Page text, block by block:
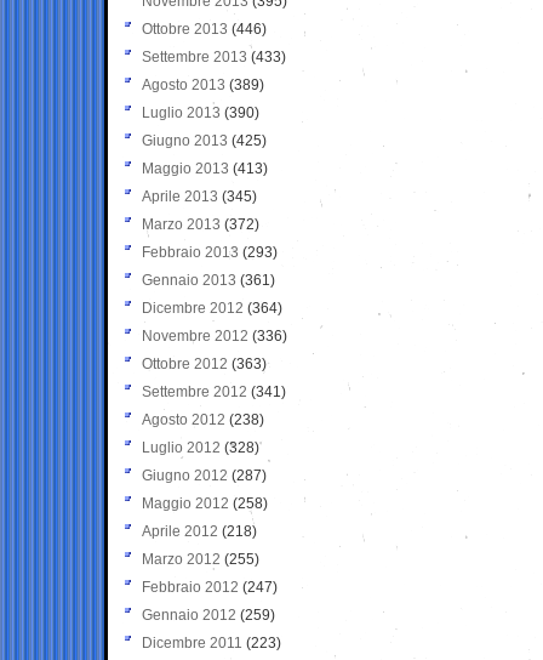
Ottobre 2013 (446)
Settembre 2013 (433)
Agosto 2013 (389)
Luglio 2013 (390)
Giugno 2013 (425)
Maggio 2013 (413)
Aprile 2013 (345)
Marzo 2013 (372)
Febbraio 2013 (293)
Gennaio 2013 (361)
Dicembre 2012 (364)
Novembre 2012 (336)
Ottobre 2012 (363)
Settembre 2012 (341)
Agosto 2012 (238)
Luglio 2012 (328)
Giugno 2012 (287)
Maggio 2012 (258)
Aprile 2012 (218)
Marzo 2012 (255)
Febbraio 2012 (247)
Gennaio 2012 (259)
Dicembre 2011 (223)